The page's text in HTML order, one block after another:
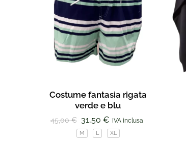
Costume fantasia rigata
verde e blu
45,00€ 31,50 € IVA inclusa
M L XL